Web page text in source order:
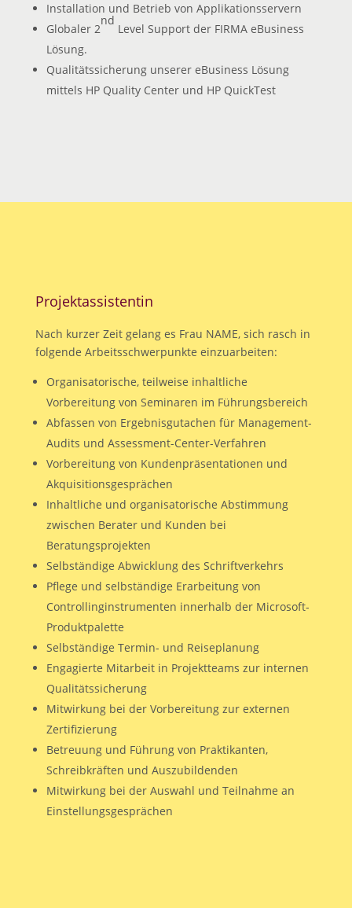
Installation und Betrieb von Applikationsservern
Globaler 2
nd
Level Support der FIRMA eBusiness
Lösung.
Qualitätssicherung unserer eBusiness Lösung
mittels HP Quality Center und HP QuickTest
Projektassistentin
Nach kurzer Zeit gelang es Frau NAME, sich rasch in
folgende Arbeitsschwerpunkte einzuarbeiten:
Organisatorische, teilweise inhaltliche
Vorbereitung von Seminaren im Führungsbereich
Abfassen von Ergebnisgutachen für Management-
Audits und Assessment-Center-Verfahren
Vorbereitung von Kundenpräsentationen und
Akquisitionsgesprächen
Inhaltliche und organisatorische Abstimmung
zwischen Berater und Kunden bei
Beratungsprojekten
Selbständige Abwicklung des Schriftverkehrs
Pflege und selbständige Erarbeitung von
Controllinginstrumenten innerhalb der Microsoft-
Produktpalette
Selbständige Termin- und Reiseplanung
Engagierte Mitarbeit in Projektteams zur internen
Qualitätssicherung
Mitwirkung bei der Vorbereitung zur externen
Zertifizierung
Betreuung und Führung von Praktikanten,
Schreibkräften und Auszubildenden
Mitwirkung bei der Auswahl und Teilnahme an
Einstellungsgesprächen